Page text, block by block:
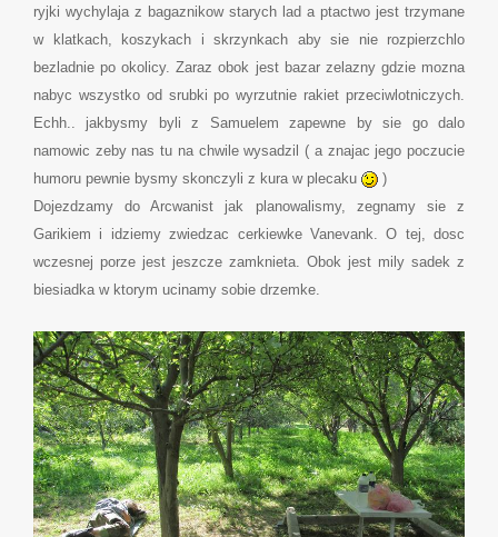
ryjki wychylaja z bagaznikow starych lad a ptactwo jest trzymane
w klatkach, koszykach i skrzynkach aby sie nie rozpierzchlo
bezladnie po okolicy. Zaraz obok jest bazar zelazny gdzie mozna
nabyc wszystko od srubki po wyrzutnie rakiet przeciwlotniczych.
Echh.. jakbysmy byli z Samuelem zapewne by sie go dalo
namowic zeby nas tu na chwile wysadzil ( a znajac jego poczucie
humoru pewnie bysmy skonczyli z kura w plecaku
)
Dojezdzamy do Arcwanist jak planowalismy, zegnamy sie z
Garikiem i idziemy zwiedzac cerkiewke Vanevank. O tej, dosc
wczesnej porze jest jeszcze zamknieta. Obok jest mily sadek z
biesiadka w ktorym ucinamy sobie drzemke.